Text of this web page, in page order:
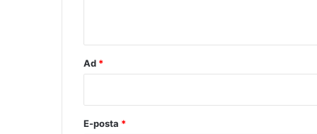
Ad *
E-posta *